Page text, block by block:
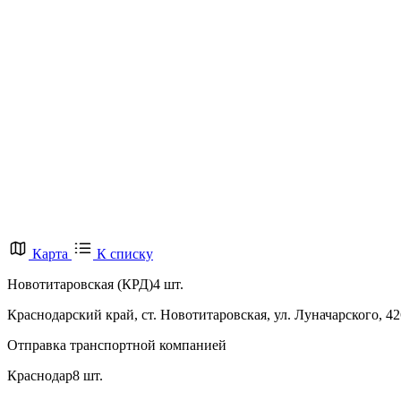
Карта
К списку
Новотитаровская (КРД)4 шт.
Краснодарский край, ст. Новотитаровская, ул. Луначарского,
Отправка транспортной компанией
Краснодар8 шт.